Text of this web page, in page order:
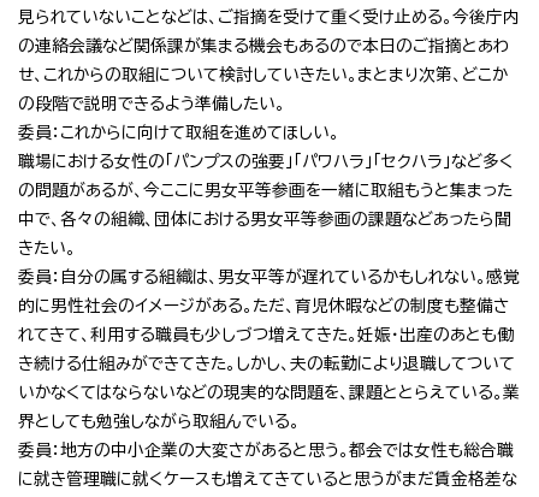
見られていないことなどは、ご指摘を受けて重く受け止める。今後庁内
の連絡会議など関係課が集まる機会もあるので本日のご指摘とあわ
せ、これからの取組について検討していきたい。まとまり次第、どこか
の段階で説明できるよう準備したい。
委員：これからに向けて取組を進めてほしい。
職場における女性の「パンプスの強要」「パワハラ」「セクハラ」など多く
の問題があるが、今ここに男女平等参画を一緒に取組もうと集まった
中で、各々の組織、団体における男女平等参画の課題などあったら聞
きたい。
委員：自分の属する組織は、男女平等が遅れているかもしれない。感覚
的に男性社会のイメージがある。ただ、育児休暇などの制度も整備さ
れてきて、利用する職員も少しづつ増えてきた。妊娠・出産のあとも働
き続ける仕組みができてきた。しかし、夫の転勤により退職してついて
いかなくてはならないなどの現実的な問題を、課題ととらえている。業
界としても勉強しながら取組んでいる。
委員：地方の中小企業の大変さがあると思う。都会では女性も総合職
に就き管理職に就くケースも増えてきていると思うがまだ賃金格差な